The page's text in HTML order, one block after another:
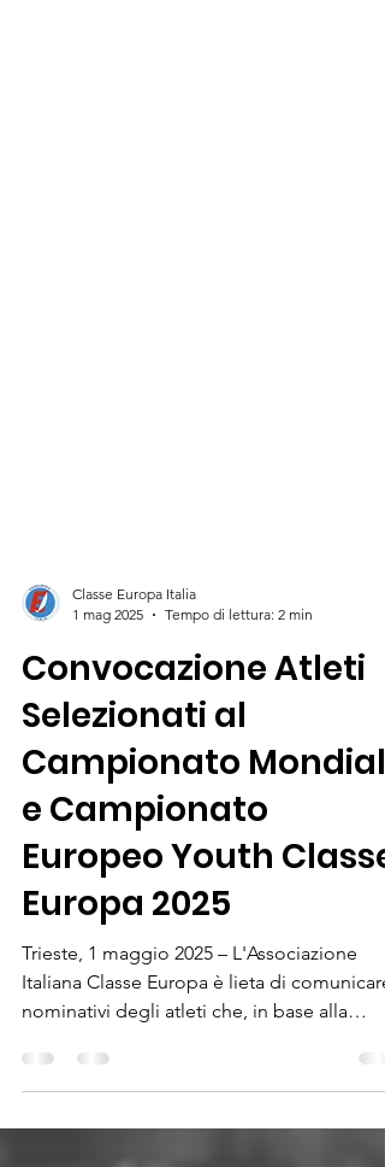
Classe Europa Italia
1 mag 2025
Tempo di lettura: 2 min
Convocazione Atleti
Selezionati al
Campionato Mondiale
e Campionato
Europeo Youth Classe
Europa 2025
Trieste, 1 maggio 2025 – L'Associazione
Italiana Classe Europa è lieta di comunicare